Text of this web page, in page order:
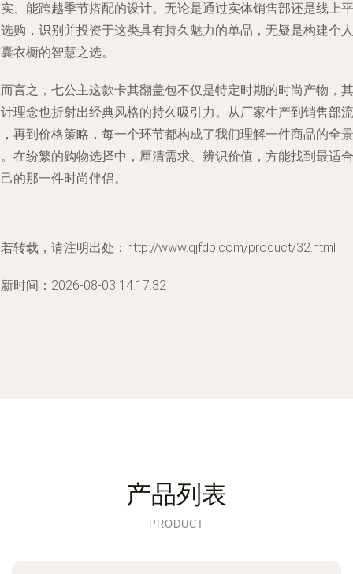
、能跨越季节搭配的设计。无论是通过实体销售部还是线上平
购，识别并投资于这类具有持久魅力的单品，无疑是构建个人
衣橱的智慧之选。
言之，七公主这款卡其翻盖包不仅是特定时期的时尚产物，其
理念也折射出经典风格的持久吸引力。从厂家生产到销售部流
再到价格策略，每一个环节都构成了我们理解一件商品的全景
在纷繁的购物选择中，厘清需求、辨识价值，方能找到最适合
的那一件时尚伴侣。
转载，请注明出处：http://www.qjfdb.com/product/32.html
时间：2026-08-03 14:17:32
产品列表
PRODUCT